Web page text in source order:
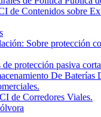
de Contenidos sobre
Sobre protección
de protección pasiva
De Baterías
de Corredores Viales.